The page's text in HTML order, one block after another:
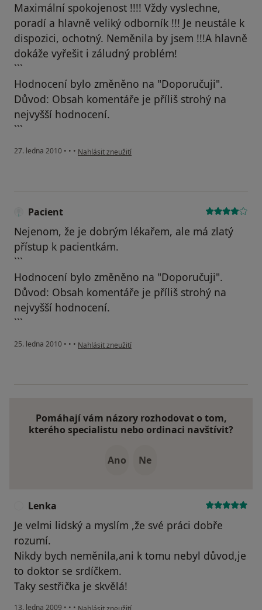
Maximální spokojenost !!!! Vždy vyslechne,
poradí a hlavně veliký odborník !!! Je neustále k
dispozici, ochotný. Neměnila by jsem !!!A hlavně
dokáže vyřešit i záludný problém!
```
Hodnocení bylo změněno na "Doporučuji".
Důvod: Obsah komentáře je příliš strohý na
nejvyšší hodnocení.
```
27. ledna 2010 • • • podle názoru uživatele Pacient
Nahlásit zneužití
Pacient
Nejenom, že je dobrým lékařem, ale má zlatý
přístup k pacientkám.
```
Hodnocení bylo změněno na "Doporučuji".
Důvod: Obsah komentáře je příliš strohý na
nejvyšší hodnocení.
```
25. ledna 2010 • • • podle názoru uživatele Pacient
Nahlásit zneužití
Pomáhají vám názory rozhodovat o tom,
kterého specialistu nebo ordinaci navštívit?
Ano Ne
Lenka
Je velmi lidský a myslím ,že své práci dobře
rozumí.
Nikdy bych neměnila,ani k tomu nebyl důvod,je
to doktor se srdíčkem.
Taky sestřička je skvělá!
13. ledna 2009 • • • podle názoru uživatele Lenka